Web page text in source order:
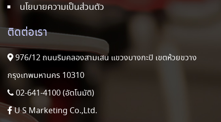
นโยบายความเป็นส่วนตัว
ติดต่อเรา
976/12 ถนนริมคลองสามเสน แขวงบางกะปิ เขตห้วยขวาง
กรุงเทพมหานคร 10310
02-641-4100 (อัตโนมัติ)
U S Marketing Co.,Ltd.